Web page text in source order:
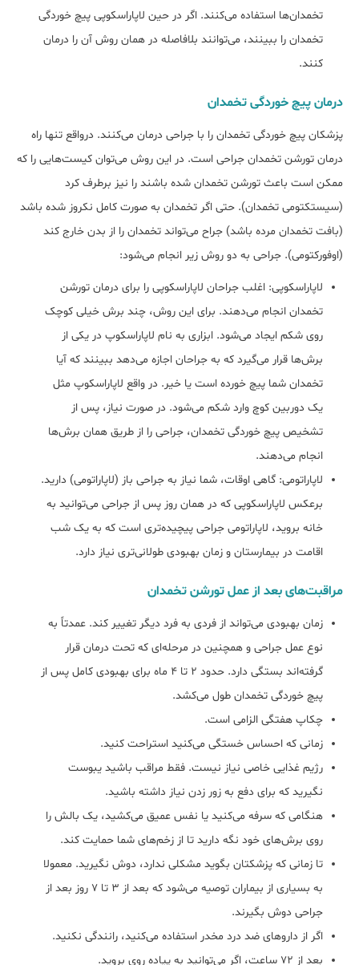
تخمدان‌ها استفاده می‌کنند. اگر در حین لاپاراسکوپی پیچ خوردگی
تخمدان را ببینند، می‌توانند بلافاصله در همان روش آن را درمان
کنند.
درمان پیچ خوردگی تخمدان
پزشکان پیچ خوردگی تخمدان را با جراحی درمان می‌کنند. درواقع تنها راه
درمان تورشن تخمدان جراحی است. در این روش می‌توان کیست‌هایی را که
ممکن است باعث تورشن تخمدان شده باشند را نیز برطرف کرد
(سیستکتومی تخمدان). حتی اگر تخمدان به صورت کامل نکروز شده باشد
(بافت تخمدان مرده باشد) جراح می‌تواند تخمدان را از بدن خارج کند
(اوفورکتومی). جراحی به دو روش زیر انجام می‌شود:
لاپاراسکوپی: اغلب جراحان لاپاراسکوپی را برای درمان تورشن
تخمدان انجام می‌دهند. برای این روش، چند برش خیلی کوچک
روی شکم ایجاد می‌شود. ابزاری به نام لاپاراسکوپ در یکی از
برش‌ها قرار می‌گیرد که به جراحان اجازه می‌دهد ببینند که آیا
تخمدان شما پیچ خورده است یا خیر. در واقع لاپاراسکوپ مثل
یک دوربین کوچ وارد شکم می‌شود. در صورت نیاز، پس از
تشخیص پیچ خوردگی تخمدان، جراحی را از طریق همان برش‌ها
انجام می‌دهند.
لاپاراتومی: گاهی اوقات، شما نیاز به جراحی باز (لاپاراتومی) دارید.
برعکس لاپاراسکوپی که در همان روز پس از جراحی می‌توانید به
خانه بروید، لاپاراتومی جراحی پیچیده‌تری است که به یک شب
اقامت در بیمارستان و زمان بهبودی طولانی‌تری نیاز دارد.
مراقبت‌های بعد از عمل تورشن تخمدان
زمان بهبودی می‌تواند از فردی به فرد دیگر تغییر کند. عمدتاً به
نوع عمل جراحی و همچنین در مرحله‌ای که تحت درمان قرار
گرفته‌اند بستگی دارد. حدود 2 تا 4 ماه برای بهبودی کامل پس از
پیچ خوردگی تخمدان طول می‌کشد.
چکاپ هفتگی الزامی است.
زمانی که احساس خستگی می‌کنید استراحت کنید.
رژیم غذایی خاصی نیاز نیست. فقط مراقب باشید یبوست
نگیرید که برای دفع به زور زدن نیاز داشته باشید.
هنگامی که سرفه می‌کنید یا نفس عمیق می‌کشید، یک بالش را
روی برش‌های خود نگه دارید تا از زخم‌های شما حمایت کند.
تا زمانی که پزشکتان بگوید مشکلی ندارد، دوش نگیرید. معمولا
به بسیاری از بیماران توصیه می‌شود که بعد از ۳ تا ۷ روز بعد از
جراحی دوش بگیرند.
اگر از داروهای ضد درد مخدر استفاده می‌کنید، رانندگی نکنید.
بعد از 72 ساعت، اگر می‌توانید به پیاده روی بروید.